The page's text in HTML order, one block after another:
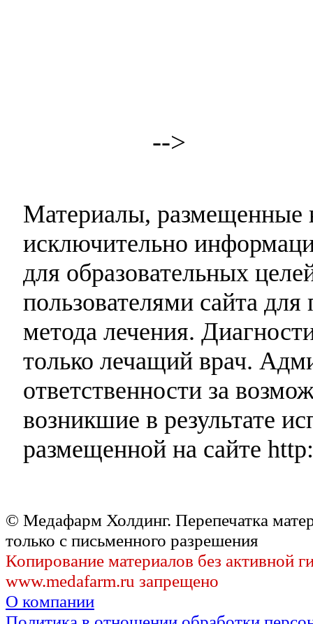
-->
Материалы, размещенные
исключительно
для образовательных
пользователями сайта
метода лечения.
только лечащий врач.
ответственности за
возникшие в результате
размещенной на сайте
© Медафарм Холдинг. Перепечатка
только с письменного разрешения
Копирование материалов без активной
www.medafarm.ru запрещено
О компании